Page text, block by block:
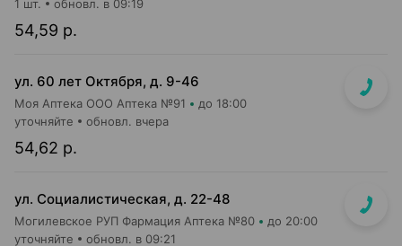
54,59 р.
1 шт. обновл. в 09:19
ул. 60 лет Октября, д. 9-46
Моя Аптека ООО Аптека №91 до 18:00
54,62 р.
уточняйте обновл. вчера
ул. Социалистическая, д. 22-48
Могилевское РУП Фармация Аптека №80 до 20:00
уточняйте обновл. в 09:21